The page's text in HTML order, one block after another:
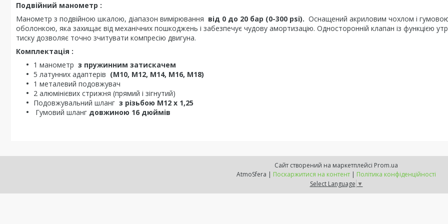
Подвійний манометр :
Манометр з подвійною шкалою, діапазон вимірювання від 0 до 20 бар (0-300 psi). Оснащений акриловим чохлом і
оболонкою, яка захищає від механічних пошкоджень і забезпечує чудову амортизацію. Односторонній клапан із функцією
тиску дозволяє точно зчитувати компресію двигуна.
Комплектація :
1 манометр з пружинним затискачем
5 латунних адаптерів (M10, M12, M14, M16, M18)
1 металевий подовжувач
2 алюмінієвих стрижня (прямий і зігнутий)
Подовжувальний шланг з різьбою M12 x 1,25
Гумовий шланг довжиною 16 дюймів
Сайт створений на маркетплейсі Prom.ua
AtmoSfera | Поскаржитися на контент | Політика конфіденційності
Select Language ▼